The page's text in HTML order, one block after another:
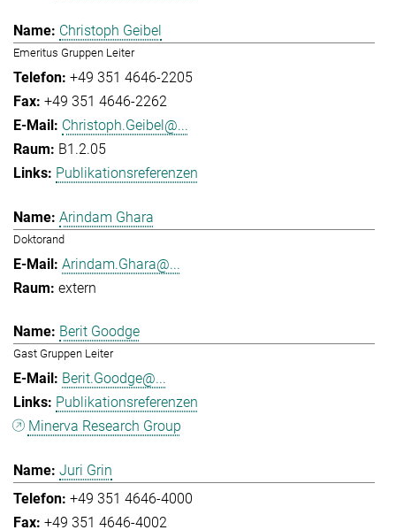
Christoph Geibel
Emeritus Gruppen Leiter
+49 351 4646-2205
+49 351 4646-2262
Christoph.Geibel@...
B1.2.05
Publikationsreferenzen
Arindam Ghara
Doktorand
Arindam.Ghara@...
extern
Berit Goodge
Gast Gruppen Leiter
Berit.Goodge@...
Publikationsreferenzen
Minerva Research Group
Juri Grin
+49 351 4646-4000
+49 351 4646-4002